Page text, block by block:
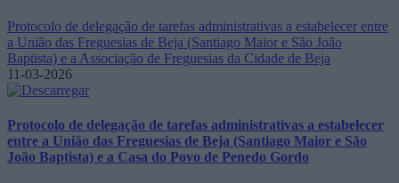
Protocolo de delegação de tarefas administrativas a estabelecer entre
a União das Freguesias de Beja (Santiago Maior e São João
Baptista) e a Associação de Freguesias da Cidade de Beja
11-03-2026
Protocolo de delegação de tarefas administrativas a estabelecer
entre a União das Freguesias de Beja (Santiago Maior e São
João Baptista) e a Casa do Povo de Penedo Gordo